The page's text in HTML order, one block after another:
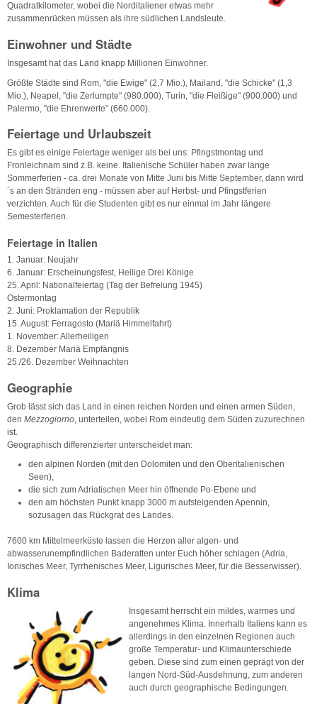
Quadratkilometer, wobei die Norditaliener etwas mehr
zusammenrücken müssen als ihre südlichen Landsleute.
Einwohner und Städte
Insgesamt hat das Land knapp Millionen Einwohner.
Größte Städte sind Rom, "die Ewige" (2,7 Mio.), Mailand, "die Schicke" (1,3
Mio.), Neapel, "die Zerlumpte" (980.000), Turin, "die Fleißige" (900.000) und
Palermo, "die Ehrenwerte" (660.000).
Feiertage und Urlaubszeit
Es gibt es einige Feiertage weniger als bei uns: Pfingstmontag und
Fronleichnam sind z.B. keine. Italienische Schüler haben zwar lange
Sommerferien - ca. drei Monate von Mitte Juni bis Mitte September, dann wird
´s an den Stränden eng - müssen aber auf Herbst- und Pfingstferien
verzichten. Auch für die Studenten gibt es nur einmal im Jahr längere
Semesterferien.
Feiertage in Italien
1. Januar: Neujahr
6. Januar: Erscheinungsfest, Heilige Drei Könige
25. April: Nationalfeiertag (Tag der Befreiung 1945)
Ostermontag
2. Juni: Proklamation der Republik
15. August: Ferragosto (Mariä Himmelfahrt)
1. November: Allerheiligen
8. Dezember Mariä Empfängnis
25./26. Dezember Weihnachten
Geographie
Grob lässt sich das Land in einen reichen Norden und einen armen Süden,
den Mezzogiorno , unterteilen, wobei Rom eindeutig dem Süden zuzurechnen
ist.
Geographisch differenzierter unterscheidet man:
den alpinen Norden (mit den Dolomiten und den Oberitalienischen
Seen),
die sich zum Adriatischen Meer hin öffnende Po-Ebene und
den am höchsten Punkt knapp 3000 m aufsteigenden Apennin,
sozusagen das Rückgrat des Landes.
7600 km Mittelmeerküste lassen die Herzen aller algen- und
abwasserunempfindlichen Baderatten unter Euch höher schlagen (Adria,
Ionisches Meer, Tyrrhenisches Meer, Ligurisches Meer, für die Besserwisser).
Klima
Insgesamt herrscht ein mildes, warmes und
angenehmes Klima. Innerhalb Italiens kann es
allerdings in den einzelnen Regionen auch
große Temperatur- und Klimaunterschiede
geben. Diese sind zum einen geprägt von der
langen Nord-Süd-Ausdehnung, zum anderen
auch durch geographische Bedingungen.